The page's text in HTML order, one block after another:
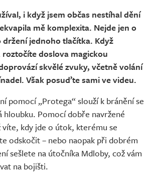
i když jsem občas nestíhal dění
mě komplexita. Nejde jen o
jednoho tlačítka. Když
doslova magickou
skvělé zvuky, včetně volání
Však posuďte sami ve videu.
pomocí „Protega“ slouží k bránění se
Pomocí dobře navržené
víte, kdy jde o útok, kterému se
odskočit – nebo naopak při dobrém
sešlete na útočníka Mdloby, což vám
na bojišti.